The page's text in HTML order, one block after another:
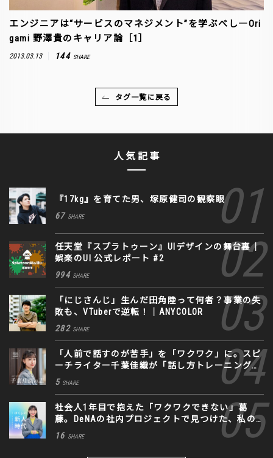
エンジニアは“サービスのマネジメント”を学ぶべし―Ori
gami 野澤貴のキャリア論［1］
2013.03.13 144 SHARE
タグ一覧に戻る
人気記事
『17kg』を育てた男、塚原健司の観察眼
67 SHARE
任天堂『スプラトゥーン』UIデザインの舞台裏｜
娯楽のUI 公式レポート #2
994 SHARE
「にじさんじ」生んだ田角陸って何者？事業の失
敗も、VTuberで逆転！｜ANYCOLOR
282 SHARE
「人前で話すのが苦手」を「ワクワク」に。スピ
ーチライター千葉佳織が「話し方トレーニング」
に込めた思い
5 SHARE
社会人1年目で抱えた「ワクワクできない」葛
藤。DeNAの社内プロジェクトで見つけた、私の
生きる道
16 SHARE